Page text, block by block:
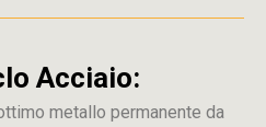
Acciaio:
metallo permanente da